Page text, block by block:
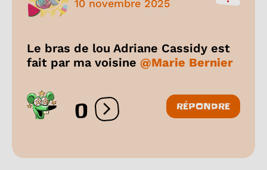
10 novembre 2025
Le bras de lou Adriane Cassidy est
fait par ma voisine @Marie Bernier
0 Ouvrir les réactions
RÉPONDRE